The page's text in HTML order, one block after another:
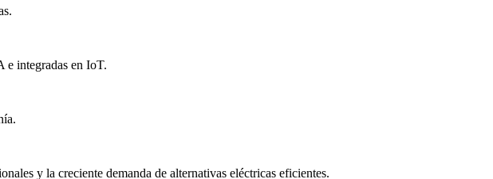
e integradas en IoT.
y la creciente demanda de alternativas eléctricas eficientes.